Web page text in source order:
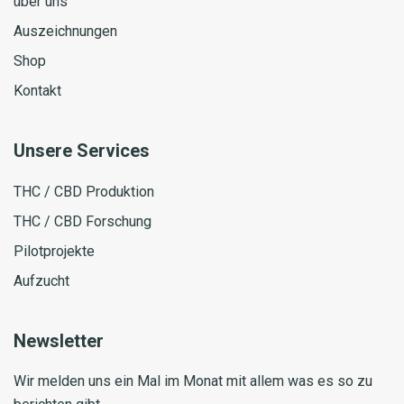
Auszeichnungen
Shop
Kontakt
Unsere Services
THC / CBD Produktion
THC / CBD Forschung
Pilotprojekte
Aufzucht
Newsletter
Wir melden uns ein Mal im Monat mit allem was es so zu